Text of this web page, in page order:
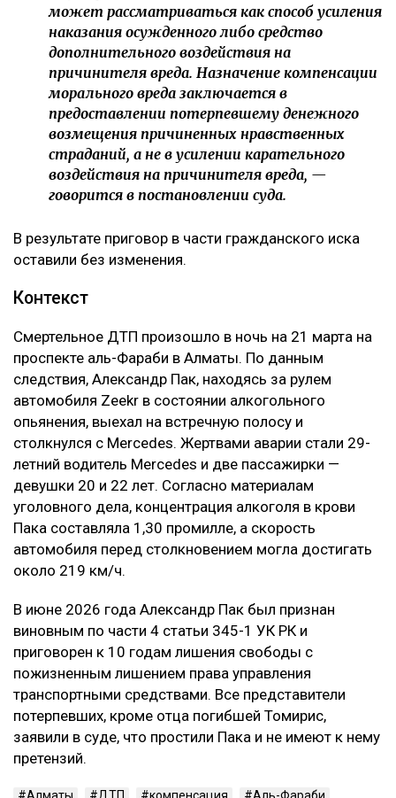
компенсации относится к оценочным полномочиям
суда и производится с учетом конкретных
обстоятельств дела, характера нравственных
страданий потерпевшего, степени вины
осужденного, а также требований разумности и
справедливости. При этом апелляционная инстанция
отдельно указала, что несогласие потерпевшего с
присужденной суммой само по себе не
свидетельствует о незаконности судебного
решения.
Кроме того, суд напомнил, что компенсация
морального вреда не может использоваться как
мерой уголовной ответственности и не
может рассматриваться как способ усиления
наказания осужденного либо средство
дополнительного воздействия на
причинителя вреда. Назначение компенсации
морального вреда заключается в
предоставлении потерпевшему денежного
возмещения причиненных нравственных
страданий, а не в усилении карательного
воздействия на причинителя вреда, —
говорится в постановлении суда.
оставили без изменения.
Контекст
Смертельное ДТП произошло в ночь на 21 марта на
проспекте аль-Фараби в Алматы. По данным
следствия, Александр Пак, находясь за рулем
автомобиля Zeekr в состоянии алкогольного